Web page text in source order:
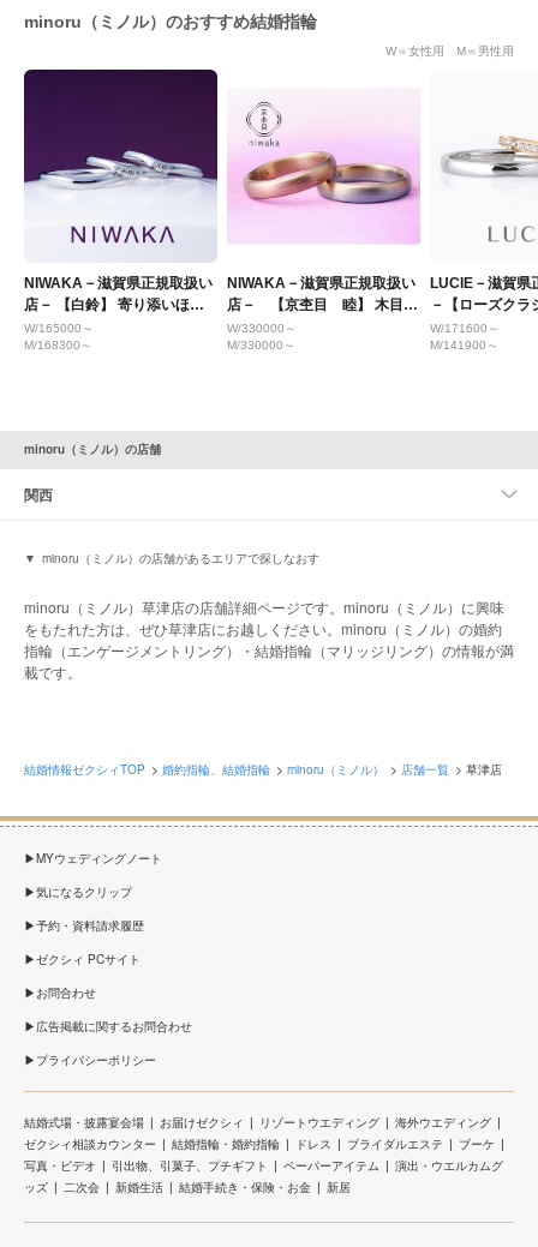
minoru（ミノル）のおすすめ結婚指輪
W＝女性用 M＝男性用
NIWAKA－滋賀県正規取扱い
店－ 【白鈴】 寄り添いほほ
笑む 純白のすずらん
W/165000～
M/168300～
NIWAKA－滋賀県正規取扱い
店－ 【京杢目 睦】 木目模
様が美しい！
W/330000～
M/330000～
LUCIE－滋賀県
－【ローズクラ
Clocher】
W/171600～
M/141900～
minoru（ミノル）の店舗
関西
minoru（ミノル）の店舗があるエリアで探しなおす
minoru（ミノル）草津店の店舗詳細ページです。minoru（ミノル）に興味
をもたれた方は、ぜひ草津店にお越しください。minoru（ミノル）の婚約
指輪（エンゲージメントリング）・結婚指輪（マリッジリング）の情報が満
載です。
結婚情報ゼクシィTOP 婚約指輪、結婚指輪 minoru（ミノル） 店舗一覧 草津店
MYウェディングノート
気になるクリップ
予約・資料請求履歴
ゼクシィ PCサイト
お問合わせ
広告掲載に関するお問合わせ
プライバシーポリシー
結婚式場・披露宴会場 お届けゼクシィ リゾートウエディング
海外ウエディング
ゼクシィ相談カウンター
結婚指輪・婚約指輪 ドレス ブライダルエステ
ブーケ
写真・ビデオ
引出物、引菓子、プチギフト ペーパーアイテム
演出・ウエルカムグ
ッズ
二次会 新婚生活 結婚手続き・保険・お金 新居